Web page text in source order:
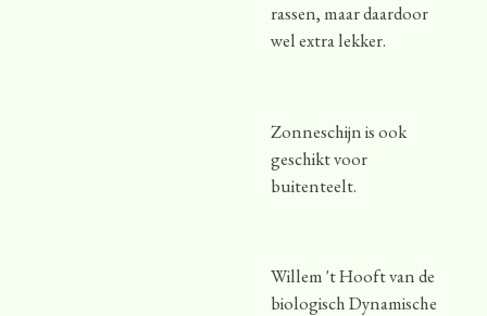
rassen, maar daardoor
wel extra lekker.
Zonneschijn is ook
geschikt voor
buitenteelt.
Willem 't Hooft van de
biologisch Dynamische